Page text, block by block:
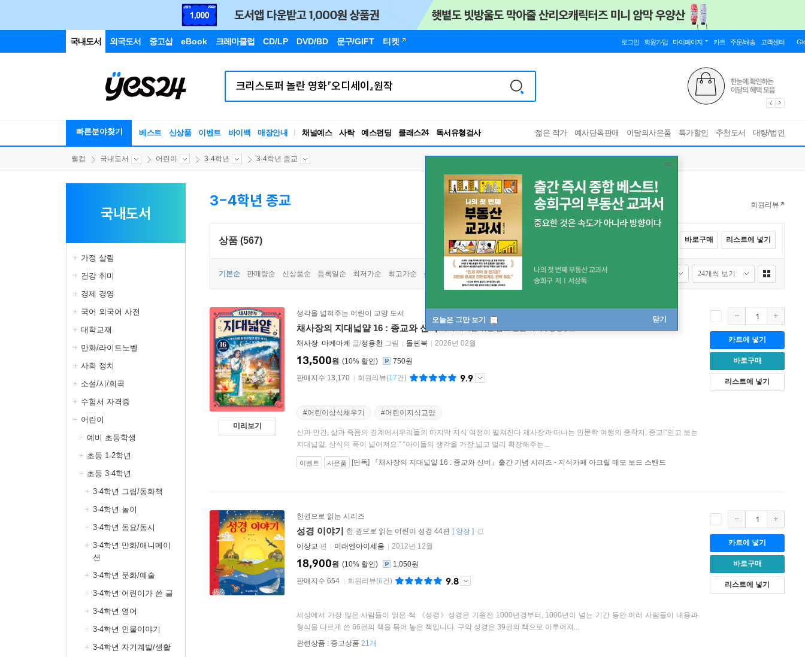
국내도서 외국도서 중고샵 eBook 크레마클럽 CD/LP DVD/BD 문구/GIFT 티켓 로그인 회원가입 마이페이지 카트 주문/배송 고객센터
빠른분야찾기 베스트 신상품 이벤트 바이백 매장안내 채널예스 사락 예스펀딩 클래스24
독서유형검사
RBTI Lab
독서유형검사
젊은 작가 예사단독판매 이달의사은품 특가할인 추천도서 대량/법인
오늘은 그만 보기 닫기
웰컴 국내도서 어린이 3-4학년 3-4학년 종교
국내도서
가정 살림
건강 취미
경제 경영
국어 외국어 사전
대학교재
만화/라이트노벨
사회 정치
소설/시/희곡
수험서 자격증
어린이
예비 초등학생
초등 1-2학년
초등 3-4학년
3-4학년 그림/동화책
3-4학년 놀이
3-4학년 동요/동시
3-4학년 만화/애니메이
션
3-4학년 문화/예술
3-4학년 어린이가 쓴 글
3-4학년 영어
3-4학년 인물이야기
3-4학년 자기계발/생활
3-4학년 종교 회원리뷰
상품 (567) 바로구매 리스트에 넣기
기본순 판매량순 신상품순 등록일순 최저가순 최고가순 상품명순
미리보기
생각을 넓혀주는 어린이 교양 도서
채사장의 지대넓얕 16 : 종교와 신비 지적 대화를 위한 넓고 얕은 지식 [양장]
채사장, 마케마케 글/정용환 그림 돌핀북 2026년 02월
10%
13,500원
750원
판매지수 13,170
회원리뷰(17건) 9.9
#어린이상식채우기 #어린이지식교양
신과 인간, 삶과 죽음의 경계에서우리들의 마지막 지식 여정이 펼쳐진다 채사장과 떠나는 인문학 여행의 종착지, 종교!“믿고 보는
지대넓얕. 상식의 폭이 넓어져요.” “아이들의 생각을 가장 넓고 멀리 확장해주는...
이벤트 사은품
[단독] 『채사장의 지대넓얕 16 : 종교와 신비』출간 기념 시리즈 - 지식카페 아크릴 메모 보드 스탠드
카트에 넣기
바로구매
리스트에 넣기
한권으로 읽는 시리즈
성경 이야기 한 권으로 읽는 어린이 성경 44편 [ 양장 ]
이상교 편 미래엔아이세움 2012년 12월
10%
18,900원
1,050원
판매지수 654
회원리뷰(6건) 9.8
세상에서 가장 많은 사람들이 읽은 책 《성경》성경은 기원전 1000년경부터, 1000년이 넘는 기간 동안 여러 사람들이 내용과
형식을 다르게 쓴 66권의 책을 묶어 놓은 책입니다. 구약 성경은 39권의 책으로 이루어져...
관련상품 : 중고상품 21개
카트에 넣기
바로구매
리스트에 넣기